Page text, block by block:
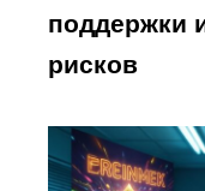
поддержки
рисков